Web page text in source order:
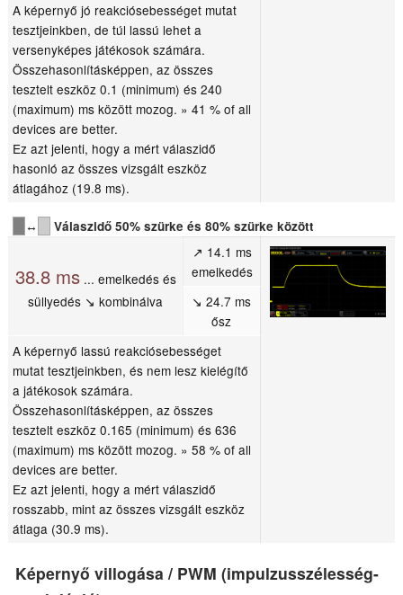
A képernyő jó reakciósebességet mutat
tesztjeinkben, de túl lassú lehet a
versenyképes játékosok számára.
Összehasonlításképpen, az összes
tesztelt eszköz 0.1 (minimum) és 240
(maximum) ms között mozog. » 41 % of all
devices are better.
Ez azt jelenti, hogy a mért válaszidő
hasonló az összes vizsgált eszköz
átlagához (19.8 ms).
↔ Válaszidő 50% szürke és 80% szürke között
38.8 ms... emelkedés és
süllyedés ↘ kombinálva
↗ 14.1 ms
emelkedés
↘ 24.7 ms
ősz
A képernyő lassú reakciósebességet
mutat tesztjeinkben, és nem lesz kielégítő
a játékosok számára.
Összehasonlításképpen, az összes
tesztelt eszköz 0.165 (minimum) és 636
(maximum) ms között mozog. » 58 % of all
devices are better.
Ez azt jelenti, hogy a mért válaszidő
rosszabb, mint az összes vizsgált eszköz
átlaga (30.9 ms).
Képernyő villogása / PWM (impulzusszélesség-